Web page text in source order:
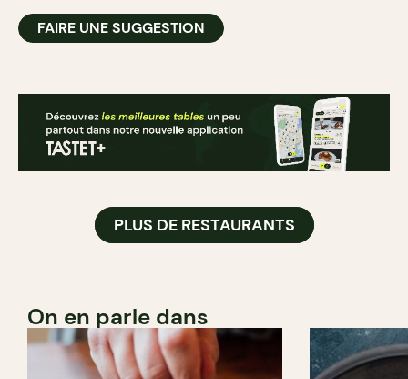
FAIRE UNE SUGGESTION
PLUS DE RESTAURANTS
On en parle dans